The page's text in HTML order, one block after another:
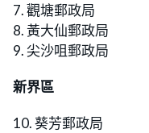
7. 觀塘郵政局
8. 黃大仙郵政局
9. 尖沙咀郵政局
新界區
10. 葵芳郵政局